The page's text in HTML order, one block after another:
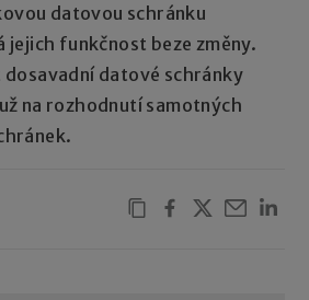
datovou schránku
jejich funkčnost beze změny.
datové schránky
na rozhodnutí samotných